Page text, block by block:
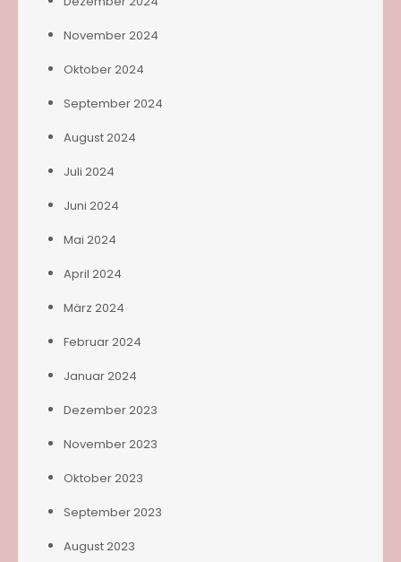
November 2024
Oktober 2024
September 2024
August 2024
Juli 2024
Juni 2024
Mai 2024
April 2024
März 2024
Februar 2024
Januar 2024
Dezember 2023
November 2023
Oktober 2023
September 2023
August 2023